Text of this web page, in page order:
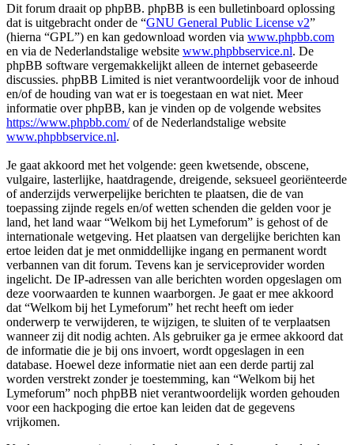
Dit forum draait op phpBB. phpBB is een bulletinboard oplossing
dat is uitgebracht onder de “GNU General Public License v2”
(hierna “GPL”) en kan gedownload worden via www.phpbb.com
en via de Nederlandstalige website www.phpbbservice.nl. De
phpBB software vergemakkelijkt alleen de internet gebaseerde
discussies. phpBB Limited is niet verantwoordelijk voor de inhoud
en/of de houding van wat er is toegestaan en wat niet. Meer
informatie over phpBB, kan je vinden op de volgende websites
https://www.phpbb.com/of de Nederlandstalige website
www.phpbbservice.nl.
Je gaat akkoord met het volgende: geen kwetsende, obscene,
vulgaire, lasterlijke, haatdragende, dreigende, seksueel georiënteerde
of anderzijds verwerpelijke berichten te plaatsen, die de van
toepassing zijnde regels en/of wetten schenden die gelden voor je
land, het land waar “Welkom bij het Lymeforum” is gehost of de
internationale wetgeving. Het plaatsen van dergelijke berichten kan
ertoe leiden dat je met onmiddellijke ingang en permanent wordt
verbannen van dit forum. Tevens kan je serviceprovider worden
ingelicht. De IP-adressen van alle berichten worden opgeslagen om
deze voorwaarden te kunnen waarborgen. Je gaat er mee akkoord
dat “Welkom bij het Lymeforum” het recht heeft om ieder
onderwerp te verwijderen, te wijzigen, te sluiten of te verplaatsen
wanneer zij dit nodig achten. Als gebruiker ga je ermee akkoord dat
de informatie die je bij ons invoert, wordt opgeslagen in een
database. Hoewel deze informatie niet aan een derde partij zal
worden verstrekt zonder je toestemming, kan “Welkom bij het
Lymeforum” noch phpBB niet verantwoordelijk worden gehouden
voor een hackpoging die ertoe kan leiden dat de gegevens
vrijkomen.